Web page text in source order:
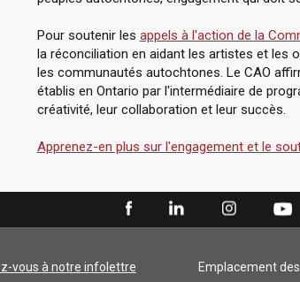
Pour soutenir les appels à l'action de la
la réconciliation en aidant les artistes et les
les communautés autochtones. Le CAO
établis en Ontario par l'intermédiaire de
créativité, leur collaboration et leur succès.
Apprenez-en plus sur l'engagement et le
vous à notre infolettre Emplacement